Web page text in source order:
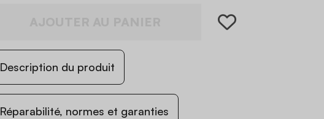
Description du produit
Réparabilité, normes et garanties